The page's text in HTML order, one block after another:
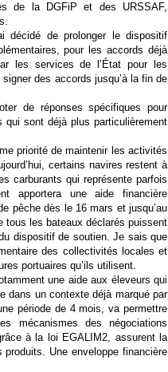
de la DGFiP et des URSSAF,
décidé de prolonger le dispositif
pour les accords déjà
les services de l’État pour les
des accords jusqu’à la fin de
de réponses spécifiques pour
sont déjà plus particulièrement
priorité de maintenir les activités
certains navires restent à
carburants qui représente parfois
apportera une aide financière
pêche dès le 16 mars et jusqu’au
tous les bateaux déclarés puissent
dispositif de soutien. Je sais que
des collectivités locales et
portuaires qu’ils utilisent.
une aide aux éleveurs qui
dans un contexte déjà marqué par
période de 4 mois, va permettre
mécanismes des négociations
à la loi EGALIM2, assurent la
Une enveloppe financière